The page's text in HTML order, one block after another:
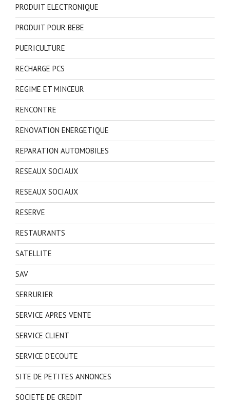
PRODUIT ELECTRONIQUE
PRODUIT POUR BEBE
PUERICULTURE
RECHARGE PCS
REGIME ET MINCEUR
RENCONTRE
RENOVATION ENERGETIQUE
REPARATION AUTOMOBILES
RESEAUX SOCIAUX
RESEAUX SOCIAUX
RESERVE
RESTAURANTS
SATELLITE
SAV
SERRURIER
SERVICE APRES VENTE
SERVICE CLIENT
SERVICE D'ECOUTE
SITE DE PETITES ANNONCES
SOCIETE DE CREDIT